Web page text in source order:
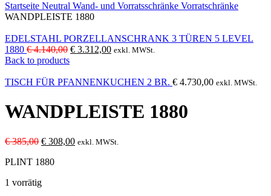
Startseite Neutral Wand- und Vorratsschränke Vorratschränke
WANDPLEISTE 1880
EDELSTAHL PORZELLANSCHRANK 3 TÜREN 5 LEVEL
1880 €4.140,00 Ursprünglicher
€ 4.140,00
€ 3.312,00Aktueller
€ 3.312,00.
exkl. MWSt.
Back to products
TISCH FÜR PFANNENKUCHEN 2 BR. € 4.730,00 exkl. MWSt.
WANDPLEISTE 1880
€385,00 Ursprünglicher
war:
€ 308,00Aktueller
exkl. MWSt.
PLINT 1880
1 vorrätig